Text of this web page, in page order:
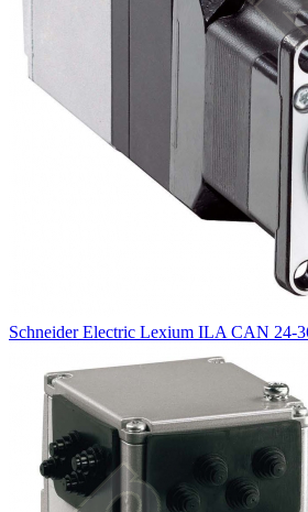
Schneider Electric Lexium ILA CAN 24-